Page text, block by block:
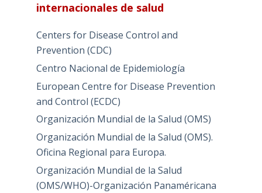
internacionales de salud
Centers for Disease Control and
Prevention (CDC)
Centro Nacional de Epidemiología
European Centre for Disease Prevention
and Control (ECDC)
Organización Mundial de la Salud (OMS)
Organización Mundial de la Salud (OMS).
Oficina Regional para Europa.
Organización Mundial de la Salud
(OMS/WHO)-Organización Panaméricana